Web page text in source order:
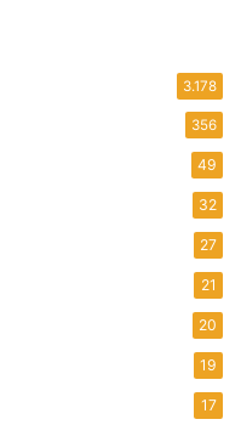
3.178
356
49
32
27
21
20
19
17